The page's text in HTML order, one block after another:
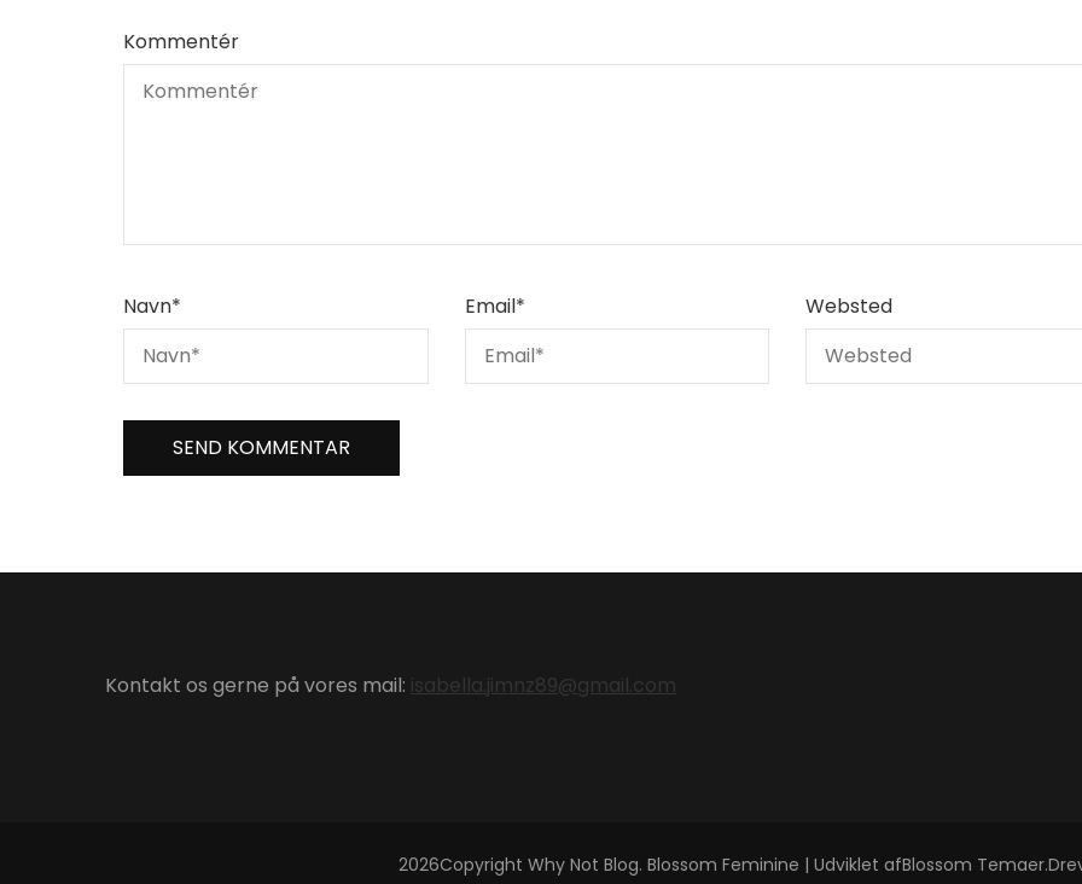
Kommentér
Navn* Email* Websted
Kontakt os gerne på vores mail: isabella.jimnz89@gmail.com
2026Copyright Why Not Blog. Blossom Feminine | Udviklet afBlossom Temaer